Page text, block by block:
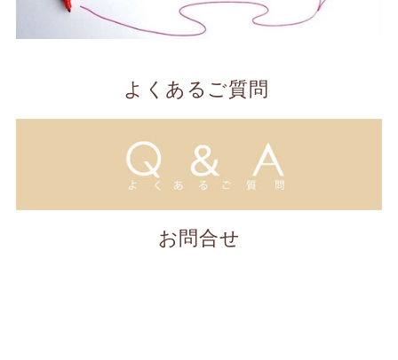
よくあるご質問
お問合せ